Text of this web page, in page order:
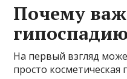
Почему
На первый взгляд
просто